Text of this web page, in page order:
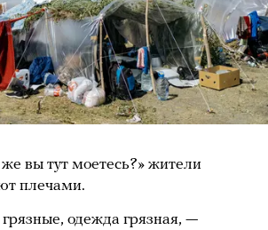
вы тут моетесь?» жители
плечами.
одежда грязная, —